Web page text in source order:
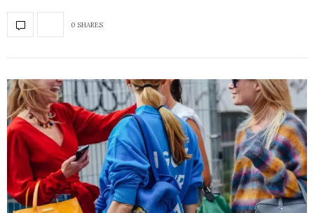
0 SHARES